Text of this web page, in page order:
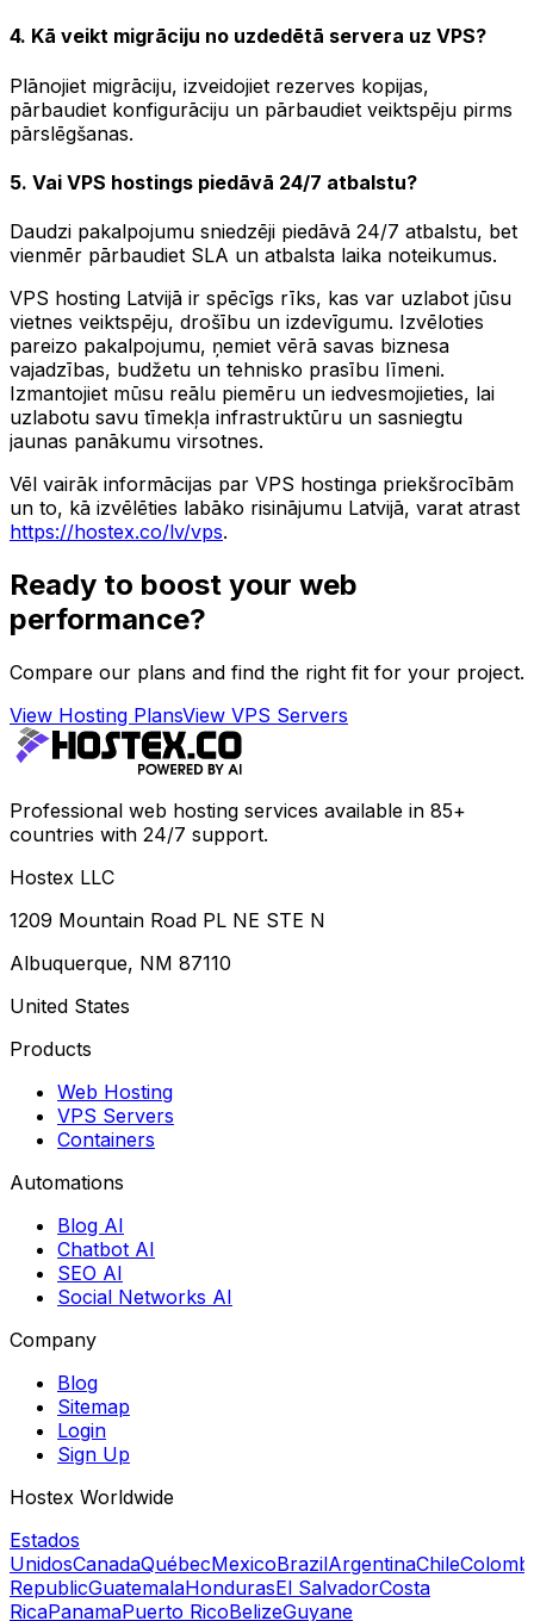
4. Kā veikt migrāciju no uzdedētā servera uz VPS?
Plānojiet migrāciju, izveidojiet rezerves kopijas,
pārbaudiet konfigurāciju un pārbaudiet veiktspēju pirms
pārslēgšanas.
5. Vai VPS hostings piedāvā 24/7 atbalstu?
Daudzi pakalpojumu sniedzēji piedāvā 24/7 atbalstu, bet
vienmēr pārbaudiet SLA un atbalsta laika noteikumus.
VPS hosting Latvijā ir spēcīgs rīks, kas var uzlabot jūsu
vietnes veiktspēju, drošību un izdevīgumu. Izvēloties
pareizo pakalpojumu, ņemiet vērā savas biznesa
vajadzības, budžetu un tehnisko prasību līmeni.
Izmantojiet mūsu reālu piemēru un iedvesmojieties, lai
uzlabotu savu tīmekļa infrastruktūru un sasniegtu
jaunas panākumu virsotnes.
Vēl vairāk informācijas par VPS hostinga priekšrocībām
un to, kā izvēlēties labāko risinājumu Latvijā, varat atrast
https://hostex.co/lv/vps.
Ready to boost your web
performance?
Compare our plans and find the right fit for your project.
View Hosting PlansView VPS Servers
Professional web hosting services available in 85+
countries with 24/7 support.
Hostex LLC
1209 Mountain Road PL NE STE N
Albuquerque, NM 87110
United States
Products
Web Hosting
VPS Servers
Containers
Automations
Blog AI
Chatbot AI
SEO AI
Social Networks AI
Company
Blog
Sitemap
Login
Sign Up
Hostex Worldwide
Estados
UnidosCanadaQuébecMexicoBrazilArgentinaChile
RepublicGuatemalaHondurasEl SalvadorCosta
RicaPanamaPuerto RicoBelizeGuyane